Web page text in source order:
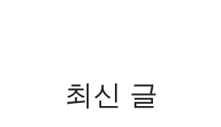
최신 글